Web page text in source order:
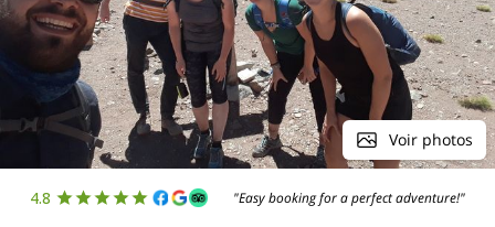
Voir photos
4.8 "Easy booking for a perfect adventure!"